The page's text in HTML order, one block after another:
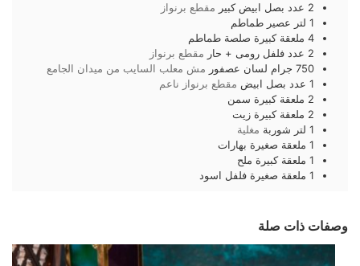
2 عدد بصل ابيض كبير مقطع برنواز
1 لتر عصير طماطم
4 ملعقة كبيرة صلصة طماطم
2 عدد فلفل رومى + حار مقطع برنواز
750 جرام لسان عصفور مش معلب السايب من ميدان الجامع
1 عدد بصل ابيض مقطع برنواز ناعم
2 ملعقة كبيرة سمن
2 ملعقة كبيرة زيت
1 لتر شوربة مغلية
1 ملعقة صغيرة بهارات
1 ملعقة كبيرة ملح
1 ملعقة صغيرة فلفل اسود
وصفات ذات صلة